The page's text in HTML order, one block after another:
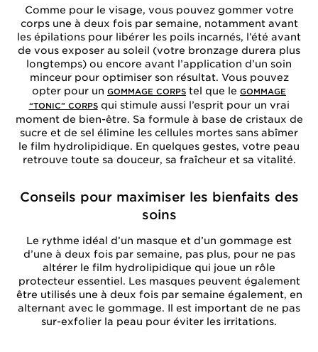
Comme pour le visage, vous pouvez gommer votre
corps une à deux fois par semaine, notamment avant
les épilations pour libérer les poils incarnés, l’été avant
de vous exposer au soleil (votre bronzage durera plus
longtemps) ou encore avant l’application d’un soin
minceur pour optimiser son résultat. Vous pouvez
opter pour un GOMMAGE CORPS tel que le GOMMAGE
“TONIC” CORPSqui stimule aussi l’esprit pour un vrai
moment de bien-être. Sa formule à base de cristaux de
sucre et de sel élimine les cellules mortes sans abîmer
le film hydrolipidique. En quelques gestes, votre peau
retrouve toute sa douceur, sa fraîcheur et sa vitalité.
Conseils pour maximiser les bienfaits des
soins
Le rythme idéal d’un masque et d’un gommage est
d’une à deux fois par semaine, pas plus, pour ne pas
altérer le film hydrolipidique qui joue un rôle
protecteur essentiel. Les masques peuvent également
être utilisés une à deux fois par semaine également, en
alternant avec le gommage. Il est important de ne pas
sur-exfolier la peau pour éviter les irritations.